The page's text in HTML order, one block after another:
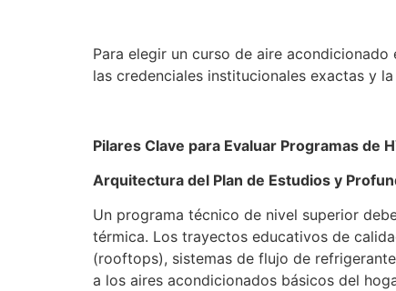
Para elegir un curso de aire
las credenciales institucionales exactas y
Pilares Clave para Evaluar Programas de
Arquitectura del Plan de Estudios y
Un programa técnico de nivel superior
térmica. Los trayectos educativos de
(rooftops), sistemas de flujo de
a los aires acondicionados básicos del